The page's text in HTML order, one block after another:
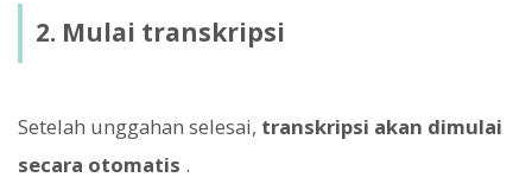
2. Mulai transkripsi
Setelah unggahan selesai, transkripsi akan dimulai
secara otomatis .